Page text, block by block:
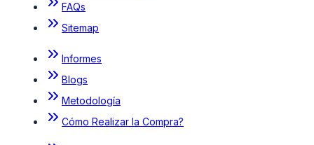
FAQs
Sitemap
Informes
Blogs
Metodología
Cómo Realizar la Compra?